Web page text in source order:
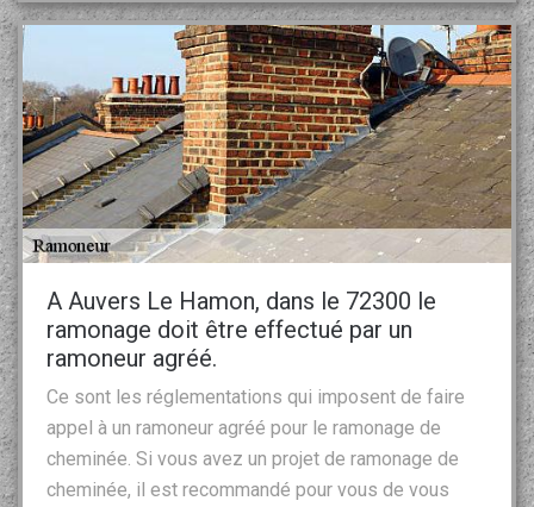
A Auvers Le Hamon, dans le 72300 le
ramonage doit être effectué par un
ramoneur agréé.
Ce sont les réglementations qui imposent de faire
appel à un ramoneur agréé pour le ramonage de
cheminée. Si vous avez un projet de ramonage de
cheminée, il est recommandé pour vous de vous